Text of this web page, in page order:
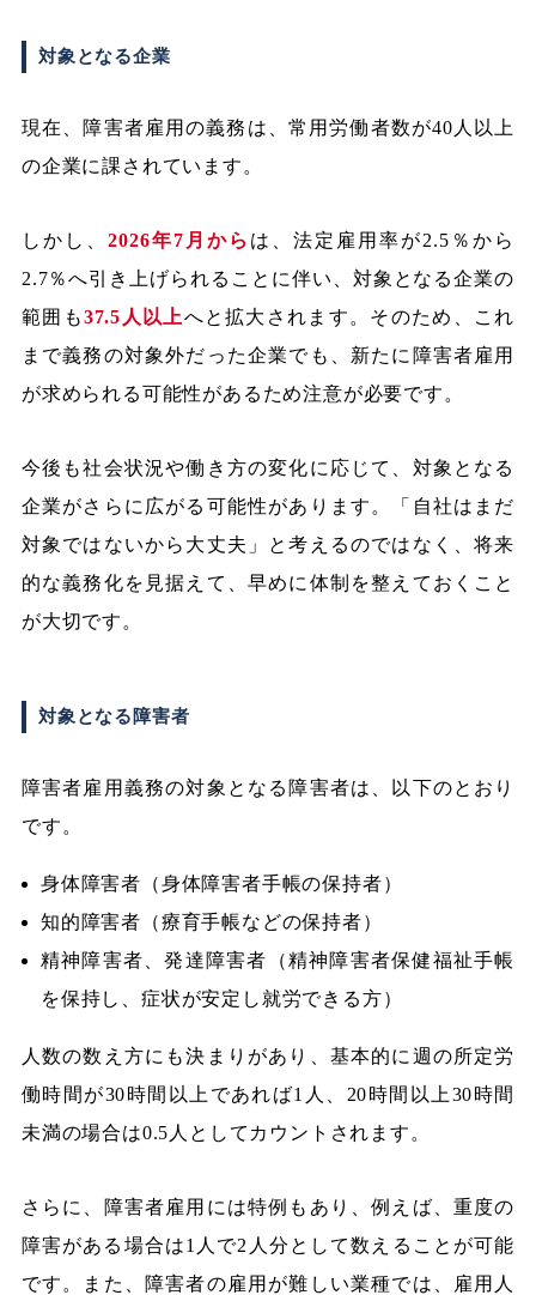
対象となる企業
現在、障害者雇用の義務は、常用労働者数が40人以上
の企業に課されています。
しかし、2026年7月から は、法定雇用率が2.5％から
2.7％へ引き上げられることに伴い、対象となる企業の
範囲も37.5人以上へと拡大されます。そのため、これ
まで義務の対象外だった企業でも、新たに障害者雇用
が求められる可能性があるため注意が必要です。
今後も社会状況や働き方の変化に応じて、対象となる
企業がさらに広がる可能性があります。「自社はまだ
対象ではないから大丈夫」と考えるのではなく、将来
的な義務化を見据えて、早めに体制を整えておくこと
が大切です。
対象となる障害者
障害者雇用義務の対象となる障害者は、以下のとおり
です。
身体障害者（身体障害者手帳の保持者）
知的障害者（療育手帳などの保持者）
精神障害者、発達障害者（精神障害者保健福祉手帳
を保持し、症状が安定し就労できる方）
人数の数え方にも決まりがあり、基本的に週の所定労
働時間が30時間以上であれば1人、20時間以上30時間
未満の場合は0.5人としてカウントされます。
さらに、障害者雇用には特例もあり、例えば、重度の
障害がある場合は1人で2人分として数えることが可能
です。また、障害者の雇用が難しい業種では、雇用人